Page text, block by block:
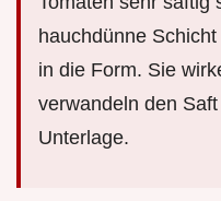
hauchdünne
in die Form. Sie
verwandeln den
Unterlage.